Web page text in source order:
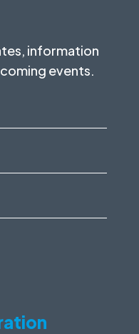
information
events.